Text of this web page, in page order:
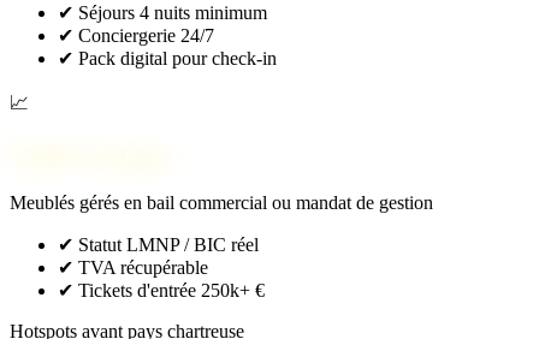
✔ Séjours 4 nuits minimum
✔ Conciergerie 24/7
✔ Pack digital pour check-in
📈
Meublés gérés en bail commercial ou mandat de gestion
✔ Statut LMNP / BIC réel
✔ TVA récupérable
✔ Tickets d'entrée 250k+ €
Hotspots avant pays chartreuse